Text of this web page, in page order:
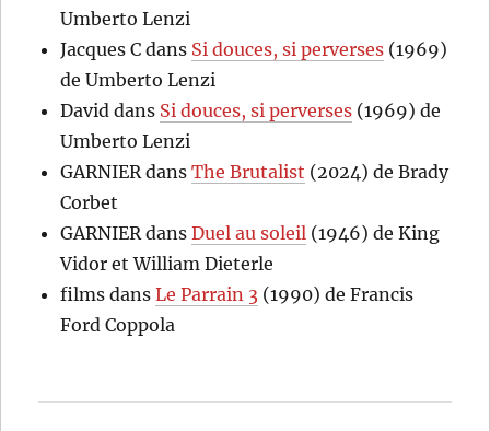
Umberto Lenzi
Jacques C dans Si douces, si perverses (1969)
de Umberto Lenzi
David dans Si douces, si perverses (1969) de
Umberto Lenzi
GARNIER dansThe Brutalist (2024) de Brady
Corbet
GARNIER dansDuel au soleil (1946) de King
Vidor et William Dieterle
films dansLe Parrain 3 (1990) de Francis
Ford Coppola